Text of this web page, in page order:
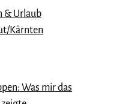
& Urlaub
Kärnten
Was mir das